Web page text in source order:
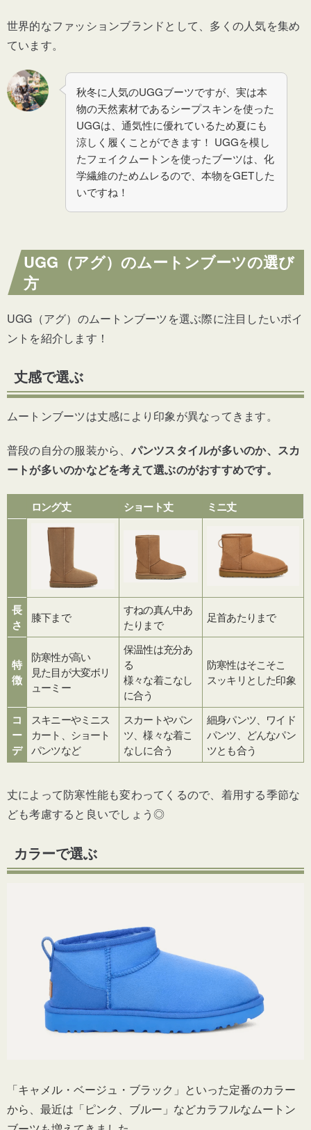
世界的なファッションブランドとして、多くの人気を集め
ています。
秋冬に人気のUGGブーツですが、実は本
物の天然素材であるシープスキンを使った
UGGは、通気性に優れているため夏にも
涼しく履くことができます！ UGGを模し
たフェイクムートンを使ったブーツは、化
学繊維のためムレるので、本物をGETした
いですね！
UGG（アグ）のムートンブーツの選び
方
UGG（アグ）のムートンブーツを選ぶ際に注目したいポイ
ントを紹介します！
丈感で選ぶ
ムートンブーツは丈感により印象が異なってきます。
普段の自分の服装から、 パンツスタイルが多いのか、スカ
ートが多いのかなどを考えて選ぶのがおすすめです。
ロング丈 ショート丈 ミニ丈
長
さ
膝下まで
すねの真ん中あ
たりまで
足首あたりまで
特
徴
防寒性が高い
見た目が大変ボリ
ューミー
保温性は充分あ
る
様々な着こなし
に合う
防寒性はそこそこ
スッキリとした印象
コ
ー
デ
スキニーやミニス
カート、ショート
パンツなど
スカートやパン
ツ、様々な着こ
なしに合う
細身パンツ、ワイド
パンツ、どんなパン
ツとも合う
丈によって防寒性能も変わってくるので、着用する季節な
ども考慮すると良いでしょう◎
カラーで選ぶ
「キャメル・ベージュ・ブラック」といった定番のカラー
から、最近は「ピンク、ブルー」などカラフルなムートン